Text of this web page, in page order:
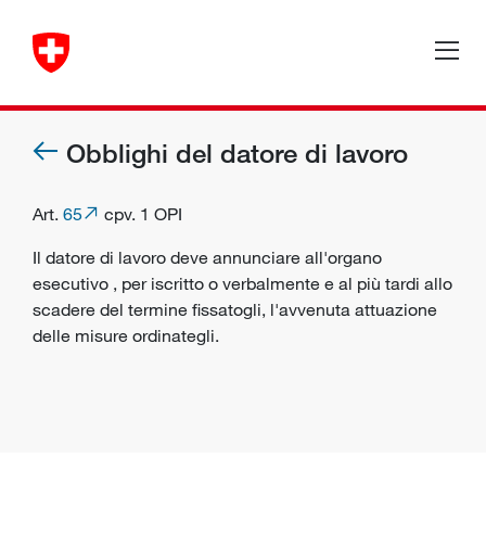
Obblighi del datore di lavoro
Art. 65
cpv. 1 OPI
Il datore di lavoro deve annunciare all'organo
esecutivo , per iscritto o verbalmente e al più tardi allo
scadere del termine fissatogli, l'avvenuta attuazione
delle misure ordinategli.